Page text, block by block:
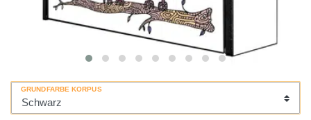
GRUNDFARBE KORPUS